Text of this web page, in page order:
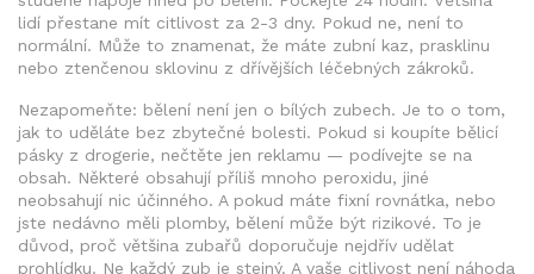
lidí přestane mít citlivost za 2-3 dny. Pokud ne, není to
normální. Může to znamenat, že máte zubní kaz, prasklinu
nebo ztenčenou sklovinu z dřívějších léčebných zákroků.
Nezapomeňte: bělení není jen o bílých zubech. Je to o tom,
jak to uděláte bez zbytečné bolesti. Pokud si koupíte bělicí
pásky z drogerie, nečtěte jen reklamu — podívejte se na
obsah. Některé obsahují příliš mnoho peroxidu, jiné
neobsahují nic účinného. A pokud máte fixní rovnátka, nebo
jste nedávno měli plomby, bělení může být rizikové. To je
důvod, proč většina zubařů doporučuje nejdřív udělat
prohlídku. Ne každý zub je stejný. A vaše citlivost není náhoda